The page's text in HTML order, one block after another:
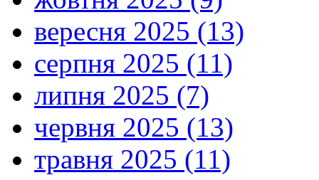
вересня 2025 (13)
серпня 2025 (11)
липня 2025 (7)
червня 2025 (13)
травня 2025 (11)